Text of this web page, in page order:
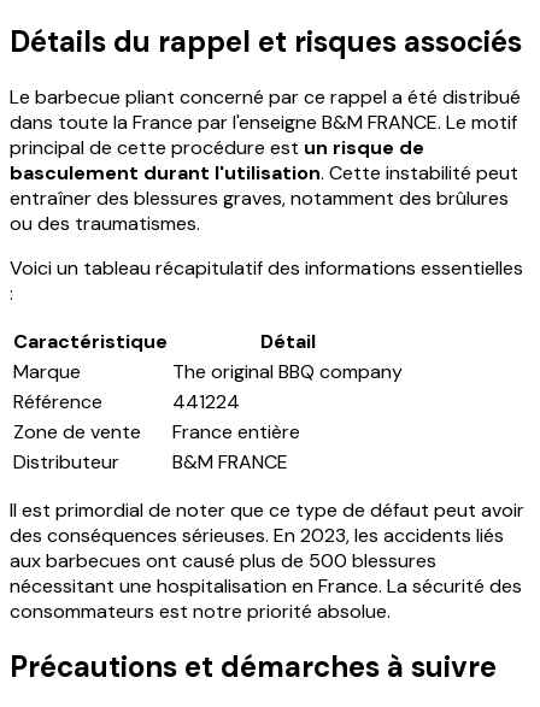
Détails du rappel et risques associés
Le barbecue pliant concerné par ce rappel a été distribué
dans toute la France par l'enseigne B&M FRANCE. Le motif
principal de cette procédure est un risque de
basculement durant l'utilisation. Cette instabilité peut
entraîner des blessures graves, notamment des brûlures
ou des traumatismes.
Voici un tableau récapitulatif des informations essentielles
:
Caractéristique
Détail
Marque
The original BBQ company
Référence
441224
Zone de vente
France entière
Distributeur
B&M FRANCE
Il est primordial de noter que ce type de défaut peut avoir
des conséquences sérieuses. En 2023, les accidents liés
aux barbecues ont causé plus de 500 blessures
nécessitant une hospitalisation en France. La sécurité des
consommateurs est notre priorité absolue.
Précautions et démarches à suivre